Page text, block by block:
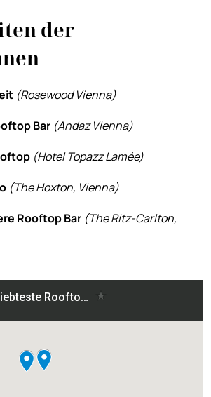
der
(Rosewood Vienna)
Bar (Andaz Vienna)
(Hotel Topazz Lamée)
(The Hoxton, Vienna)
Rooftop Bar (The Ritz-Carlton,